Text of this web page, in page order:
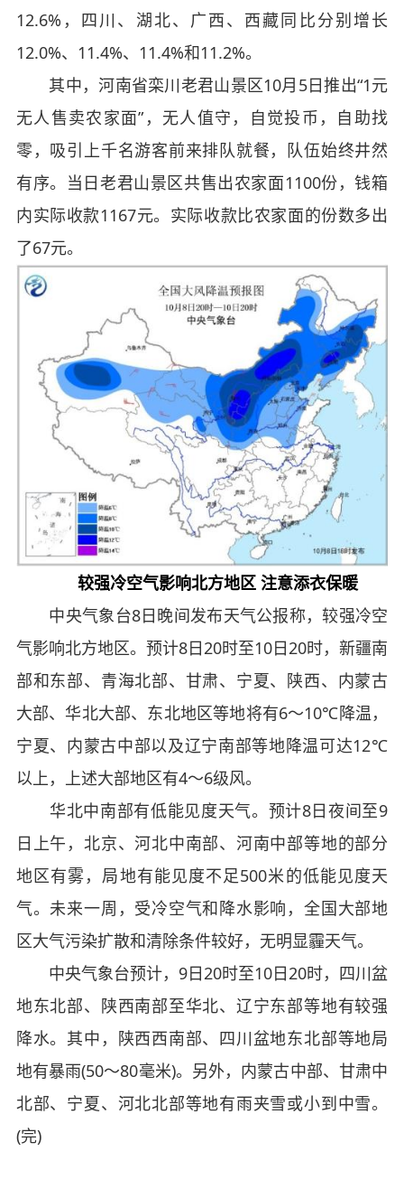
12.6%，四川、湖北、广西、西藏同比分别增长
12.0%、11.4%、11.4%和11.2%。
其中，河南省栾川老君山景区10月5日推出“1元
无人售卖农家面”，无人值守，自觉投币，自助找
零，吸引上千名游客前来排队就餐，队伍始终井然
有序。当日老君山景区共售出农家面1100份，钱箱
内实际收款1167元。实际收款比农家面的份数多出
了67元。
较强冷空气影响北方地区 注意添衣保暖
中央气象台8日晚间发布天气公报称，较强冷空
气影响北方地区。预计8日20时至10日20时，新疆南
部和东部、青海北部、甘肃、宁夏、陕西、内蒙古
大部、华北大部、东北地区等地将有6～10℃降温，
宁夏、内蒙古中部以及辽宁南部等地降温可达12℃
以上，上述大部地区有4～6级风。
华北中南部有低能见度天气。预计8日夜间至9
日上午，北京、河北中南部、河南中部等地的部分
地区有雾，局地有能见度不足500米的低能见度天
气。未来一周，受冷空气和降水影响，全国大部地
区大气污染扩散和清除条件较好，无明显霾天气。
中央气象台预计，9日20时至10日20时，四川盆
地东北部、陕西南部至华北、辽宁东部等地有较强
降水。其中，陕西西南部、四川盆地东北部等地局
地有暴雨(50～80毫米)。另外，内蒙古中部、甘肃中
北部、宁夏、河北北部等地有雨夹雪或小到中雪。
(完)